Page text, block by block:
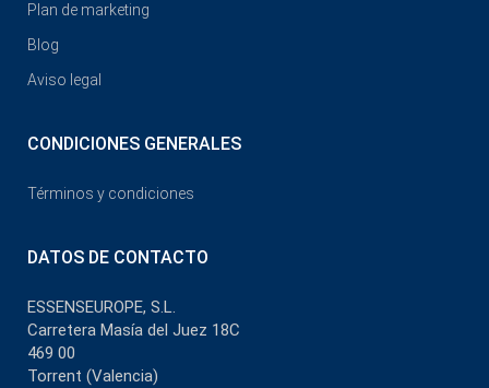
Plan de marketing
Blog
Aviso legal
CONDICIONES GENERALES
Términos y condiciones
DATOS DE CONTACTO
ESSENSEUROPE, S.L.
Carretera Masía del Juez 18C
469 00
Torrent (Valencia)